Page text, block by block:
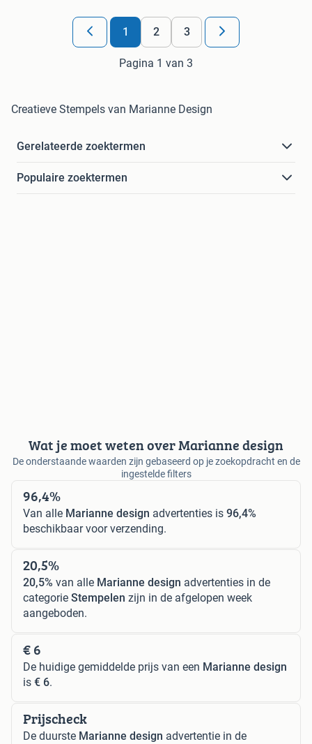
1 2 3
Pagina 1 van 3
Creatieve Stempels van Marianne Design
Gerelateerde zoektermen
Populaire zoektermen
Wat je moet weten over Marianne design
De onderstaande waarden zijn gebaseerd op je zoekopdracht en de
ingestelde filters
96,4%
Van alle Marianne design advertenties is 96,4%
beschikbaar voor verzending.
20,5%
20,5% van alle Marianne design advertenties in de
categorie Stempelen zijn in de afgelopen week
aangeboden.
€ 6
De huidige gemiddelde prijs van een Marianne design
is € 6.
Prijscheck
De duurste Marianne design advertentie in de